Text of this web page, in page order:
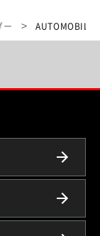
ー AUTOMOBILE